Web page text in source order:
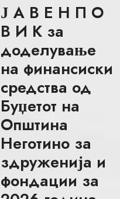
Ј А В Е Н П О
В И К за
доделување
на финансиски
средства од
Буџетот на
Општина
Неготино за
здруженија и
фондации за